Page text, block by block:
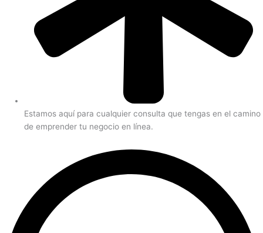
Estamos aquí para cualquier consulta que tengas en el camino
de emprender tu negocio en línea.